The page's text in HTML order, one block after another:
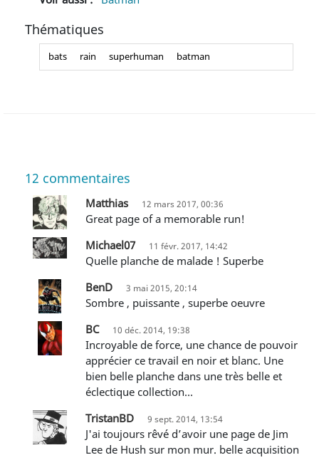
Thématiques
bats rain superhuman batman
12 commentaires
Matthias 12 mars 2017, 00:36
Great page of a memorable run!
Michael07
11 févr. 2017, 14:42
Quelle planche de malade ! Superbe
BenD
3 mai 2015, 20:14
Sombre , puissante , superbe oeuvre
BC
10 déc. 2014, 19:38
Incroyable de force, une chance de pouvoir
apprécier ce travail en noir et blanc. Une
bien belle planche dans une très belle et
éclectique collection...
TristanBD
9 sept. 2014, 13:54
j'ai toujours rêvé d’avoir une page de Jim
Lee de Hush sur mon mur. belle acquisition